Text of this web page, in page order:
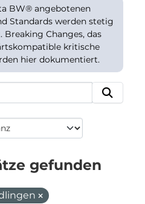
BW® angebotenen
Standards werden stetig
Changes, das
kritische
hier dokumentiert.
gefunden